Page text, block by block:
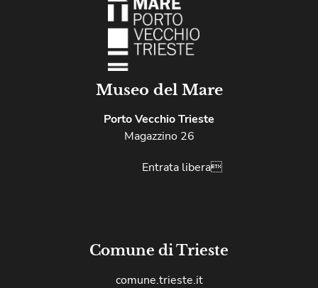
Museo del Mare
Porto Vecchio Trieste
Magazzino 26
Entrata libera
Comune di Trieste
comune.trieste.it